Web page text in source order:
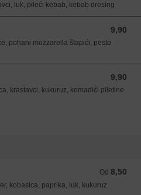
luk, pileći kebab, kebab dresing
9,90
9,90 EUR
pohani mozzarella štapići, pesto
9,90
9,90 EUR
krastavci, kukuruz, komadići piletine
Od 8,50
Od 8,50 EUR
kobasica, paprika, luk, kukuruz